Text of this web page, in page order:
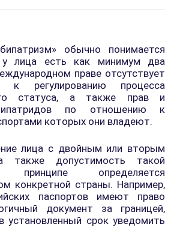
обычно понимается
у лица есть как минимум два
праве отсутствует
к регулированию процесса
статуса, а также прав и
по отношению к
которых они владеют.
лица с двойным или вторым
также допустимость такой
определяется
конкретной страны. Например,
паспортов имеют право
документ за границей,
установленный срок уведомить